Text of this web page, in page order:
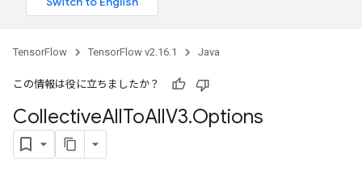
TensorFlow TensorFlow v2.16.1 Java
この情報は役に立ちましたか？
CollectiveAllToAllV3.Options